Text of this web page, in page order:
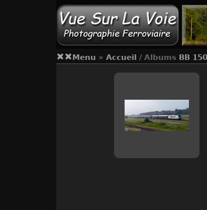
Menu » Accueil / Albums BB